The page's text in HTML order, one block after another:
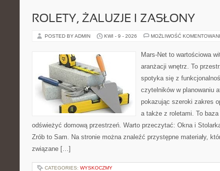
ROLETY, ŻALUZJE I ZASŁONY
POSTED BY ADMIN KWI - 9 - 2026 MOŻLIWOŚĆ
Mars-Net to wartościowa
aranżacji wnętrz. To
spotyka się z
czytelników w planowaniu
pokazując szeroki zakres
a także z roletami. To
odświeżyć domową przestrzeń. Warto przeczytać: Okna i
Zrób to Sam. Na stronie można znaleźć przystępne materiały,
związane […]
CATEGORIES: WYSKOCZMY